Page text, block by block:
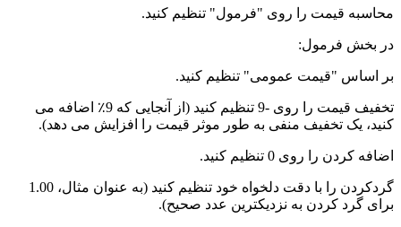
محاسبه قیمت را روی "فرمول" تنظیم کنید.
در بخش فرمول:
بر اساس "قیمت عمومی" تنظیم کنید.
تخفیف قیمت را روی -9 تنظیم کنید (از آنجایی که 9٪ اضافه می
کنید، یک تخفیف منفی به طور موثر قیمت را افزایش می دهد).
اضافه کردن را روی 0 تنظیم کنید.
گردکردن را با دقت دلخواه خود تنظیم کنید (به عنوان مثال، 1.00
برای گرد کردن به نزدیکترین عدد صحیح).